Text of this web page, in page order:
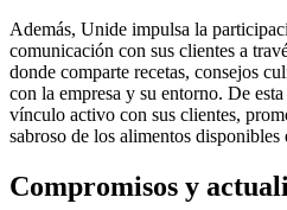
Además, Unide impulsa la
comunicación con sus clientes a
donde comparte recetas, consejos
con la empresa y su entorno. De
vínculo activo con sus clientes,
sabroso de los alimentos disponibles
Compromisos y